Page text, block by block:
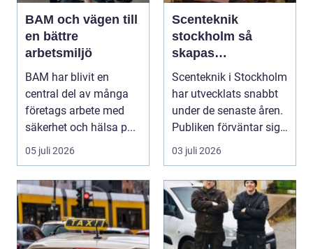
BAM och vägen till
en bättre
arbetsmiljö
BAM har blivit en
central del av många
företags arbete med
säkerhet och hälsa p...
05 juli 2026
Scenteknik
stockholm så
skapas
minnesvärda
upplevelser på
scen
Scenteknik i Stockholm
har utvecklats snabbt
under de senaste åren.
Publiken förväntar sig i
dag mer...
03 juli 2026